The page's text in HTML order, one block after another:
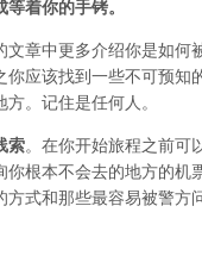
着你的手铐。
文章中更多介绍你是如何
你应该找到一些不可预知
。记住是任何人。
索。在你开始旅程之前可
你根本不会去的地方的机
方式和那些最容易被警方